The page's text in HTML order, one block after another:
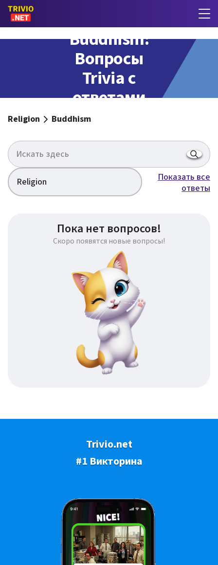
Buddhism:
Вопросы
Trivia с
ответами
Religion Buddhism
Religion
Показать все
ответы
Пока нет вопросов!
Скоро появятся новые вопросы!
Trivio.net
#1 Викторина